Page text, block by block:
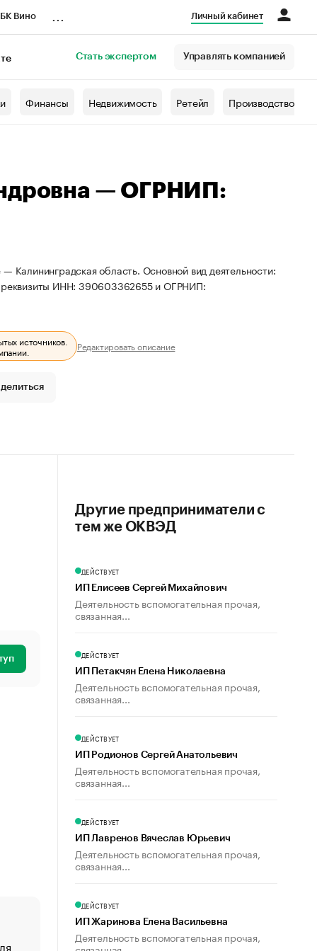
Вино Личный кабинет
Стать экспертом Управлять компанией
Финансы Недвижимость Ретейл Производство
— ОГРНИП:
Калининградская область. Основной вид деятельности:
реквизиты ИНН: 390603362655 и ОГРНИП:
источников.
Редактировать описание
«От спорта тело стареет иначе». Как живет глава
Другие предприниматели с
тем же ОКВЭД
ДЕЙСТВУЕТ
ИП Елисеев Сергей Михайлович
Деятельность вспомогательная прочая,
связанная...
ДЕЙСТВУЕТ
ИП Петакчян Елена Николаевна
Деятельность вспомогательная прочая,
связанная...
ДЕЙСТВУЕТ
ИП Родионов Сергей Анатольевич
Деятельность вспомогательная прочая,
связанная...
ДЕЙСТВУЕТ
ИП Лавренов Вячеслав Юрьевич
Деятельность вспомогательная прочая,
связанная...
ДЕЙСТВУЕТ
ИП Жаринова Елена Васильевна
Деятельность вспомогательная прочая,